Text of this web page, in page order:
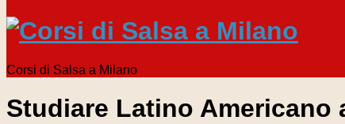
Corsi di Salsa a Milano
Studiare Latino Americano